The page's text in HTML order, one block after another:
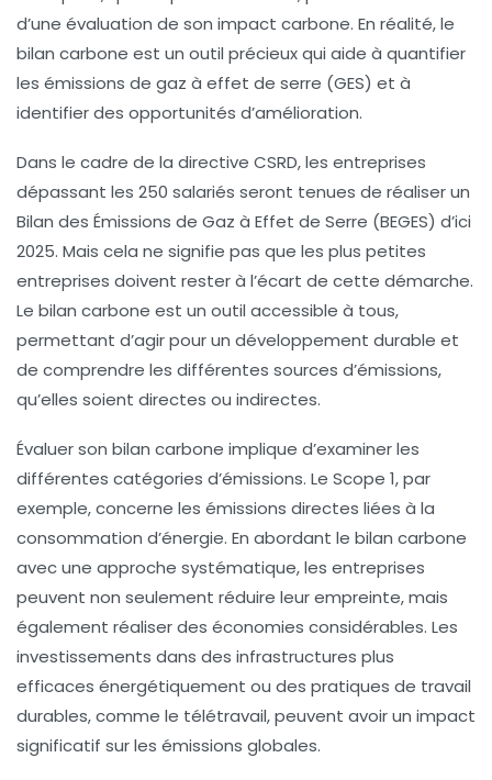
d’une évaluation de son impact carbone. En réalité, le
bilan carbone est un outil précieux qui aide à quantifier
les émissions de gaz à effet de serre (GES) et à
identifier des opportunités d’amélioration.
Dans le cadre de la directive CSRD, les entreprises
dépassant les 250 salariés seront tenues de réaliser un
Bilan des Émissions de Gaz à Effet de Serre (BEGES) d’ici
2025. Mais cela ne signifie pas que les plus petites
entreprises doivent rester à l’écart de cette démarche.
Le bilan carbone est un outil accessible à tous,
permettant d’agir pour un développement durable et
de comprendre les différentes sources d’émissions,
qu’elles soient directes ou indirectes.
Évaluer son bilan carbone implique d’examiner les
différentes catégories d’émissions. Le Scope 1, par
exemple, concerne les émissions directes liées à la
consommation d’énergie. En abordant le bilan carbone
avec une approche systématique, les entreprises
peuvent non seulement réduire leur empreinte, mais
également réaliser des économies considérables. Les
investissements dans des infrastructures plus
efficaces énergétiquement ou des pratiques de travail
durables, comme le télétravail, peuvent avoir un impact
significatif sur les émissions globales.